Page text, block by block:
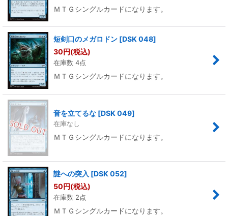
ＭＴＧシングルカードになります。
短剣口のメガロドン [DSK 048]
30円(税込)
在庫数 4点
ＭＴＧシングルカードになります。
音を立てるな [DSK 049]
在庫なし
ＭＴＧシングルカードになります。
謎への突入 [DSK 052]
50円(税込)
在庫数 2点
ＭＴＧシングルカードになります。